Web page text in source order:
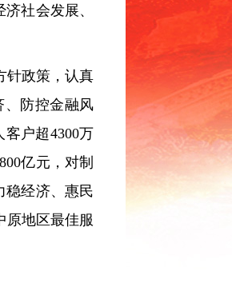
社会发展、
针政策，认真
、防控金融风
户超4300万
亿元，对制
稳经济、惠民
原地区最佳服